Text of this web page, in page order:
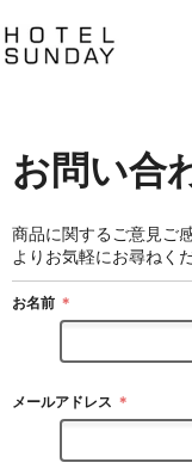
お問い合
商品に関するご意見ご
よりお気軽にお尋ねく
お名前 ＊
メールアドレス ＊